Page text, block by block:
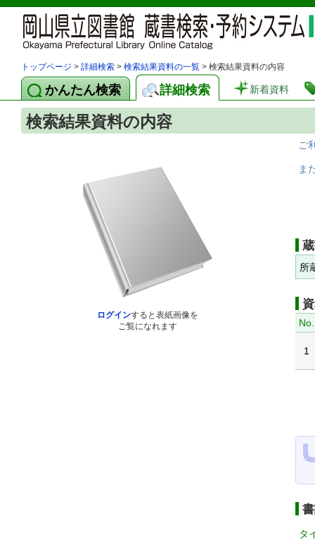
トップページ > 詳細検索 > 検索結果資料の一覧 > 検索結果資料の内容
かんたん検索 詳細検索 新着資料
検索結果資料の内容
ログインすると表紙画像を
ご覧になれます
ご
ま
所
No.
1
タ